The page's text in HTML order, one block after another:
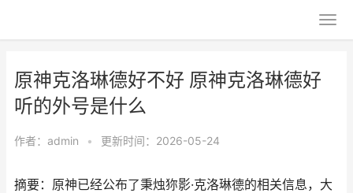
原神克洛琳德好不好 原神克洛琳德好
听的外号是什么
作者： admin • 更新时间：2026-05-24
摘要：原神已经公布了秉烛狝影·克洛琳德的相关信息，大